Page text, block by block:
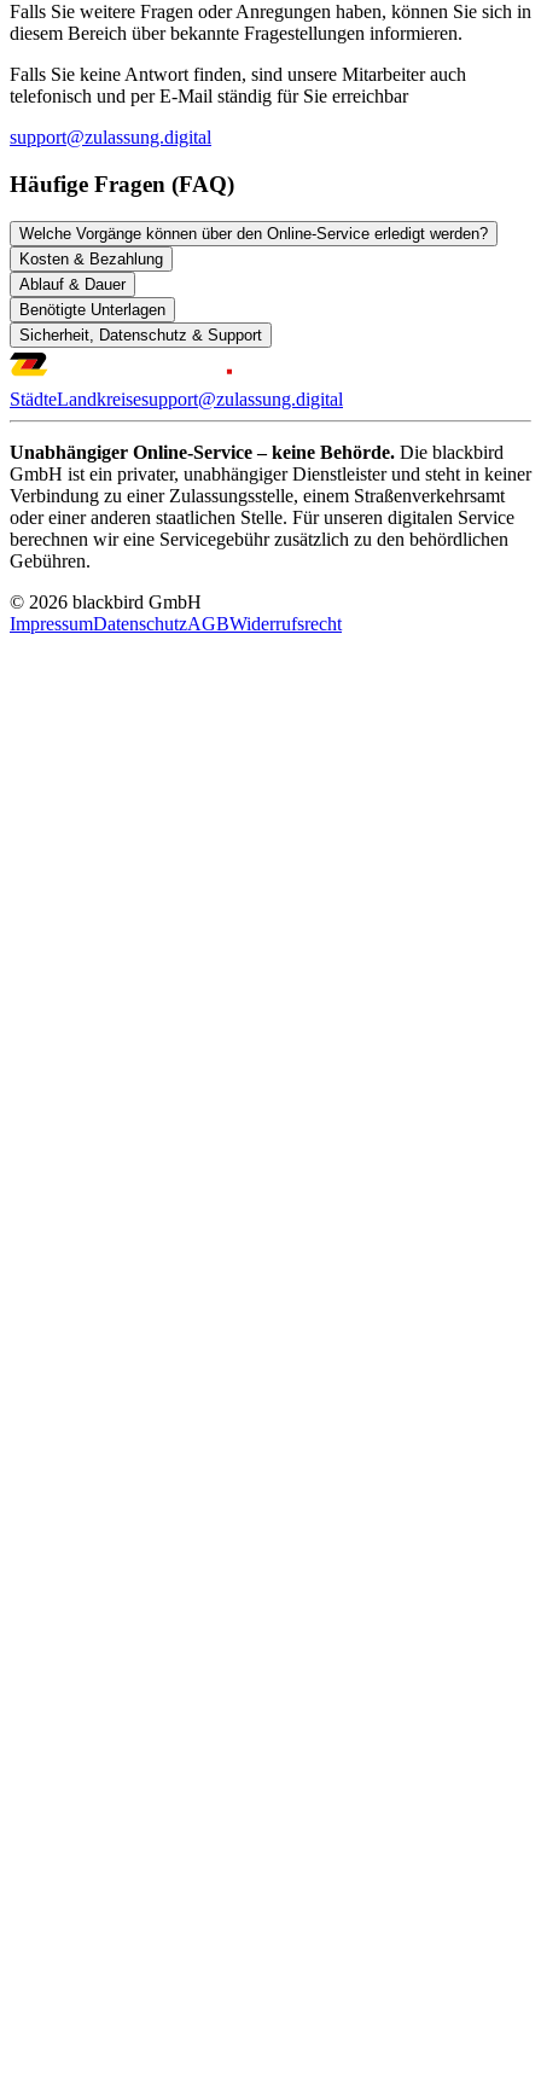
Falls Sie weitere Fragen oder Anregungen haben, können Sie sich in
diesem Bereich über bekannte Fragestellungen informieren.
Falls Sie keine Antwort finden, sind unsere Mitarbeiter auch
telefonisch und per E-Mail ständig für Sie erreichbar
support@zulassung.digital
Häufige Fragen (FAQ)
Welche Vorgänge können über den Online-Service erledigt werden?
Kosten & Bezahlung
Ablauf & Dauer
Benötigte Unterlagen
Sicherheit, Datenschutz & Support
StädteLandkreisesupport@zulassung.digital
Unabhängiger Online-Service – keine Behörde. Die blackbird
GmbH ist ein privater, unabhängiger Dienstleister und steht in keiner
Verbindung zu einer Zulassungsstelle, einem Straßenverkehrsamt
oder einer anderen staatlichen Stelle. Für unseren digitalen Service
berechnen wir eine Servicegebühr zusätzlich zu den behördlichen
Gebühren.
© 2026 blackbird GmbH
ImpressumDatenschutzAGBWiderrufsrecht